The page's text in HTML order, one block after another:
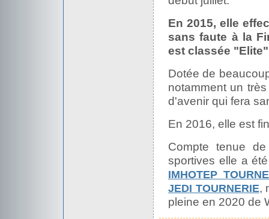
En 2015, elle
sans faute à la
est classée "Elite"
Dotée de
notamment un
d'avenir qui fera
En 2016, elle est
Compte tenue
sportives elle a
IMHOTEP
JEDI TOURNERIE,
pleine en 2020 de